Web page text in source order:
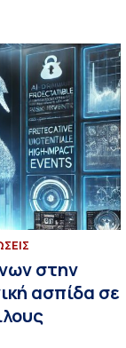
στην
ασπίδα σε